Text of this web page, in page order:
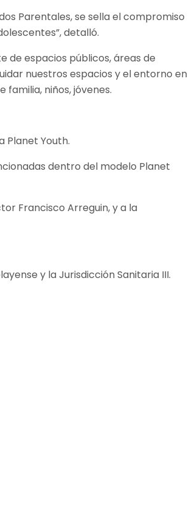
Parentales, se sella el compromiso
detalló.
de espacios públicos, áreas de
nuestros espacios y el entorno en
niños, jóvenes.
Planet Youth.
dentro del modelo Planet
Francisco Arreguin, y a la
y la Jurisdicción Sanitaria III.